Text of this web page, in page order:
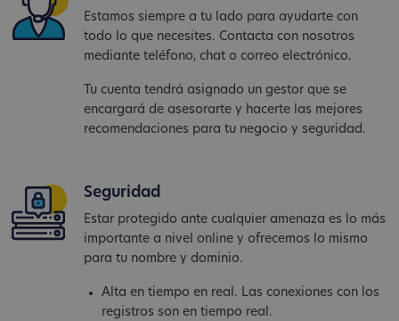
Estamos siempre a tu lado para ayudarte con
todo lo que necesites. Contacta con nosotros
mediante teléfono, chat o correo electrónico.
Tu cuenta tendrá asignado un gestor que se
encargará de asesorarte y hacerte las mejores
recomendaciones para tu negocio y seguridad.
Seguridad
Estar protegido ante cualquier amenaza es lo más
importante a nivel online y ofrecemos lo mismo
para tu nombre y dominio.
Alta en tiempo en real. Las conexiones con los
registros son en tiempo real.